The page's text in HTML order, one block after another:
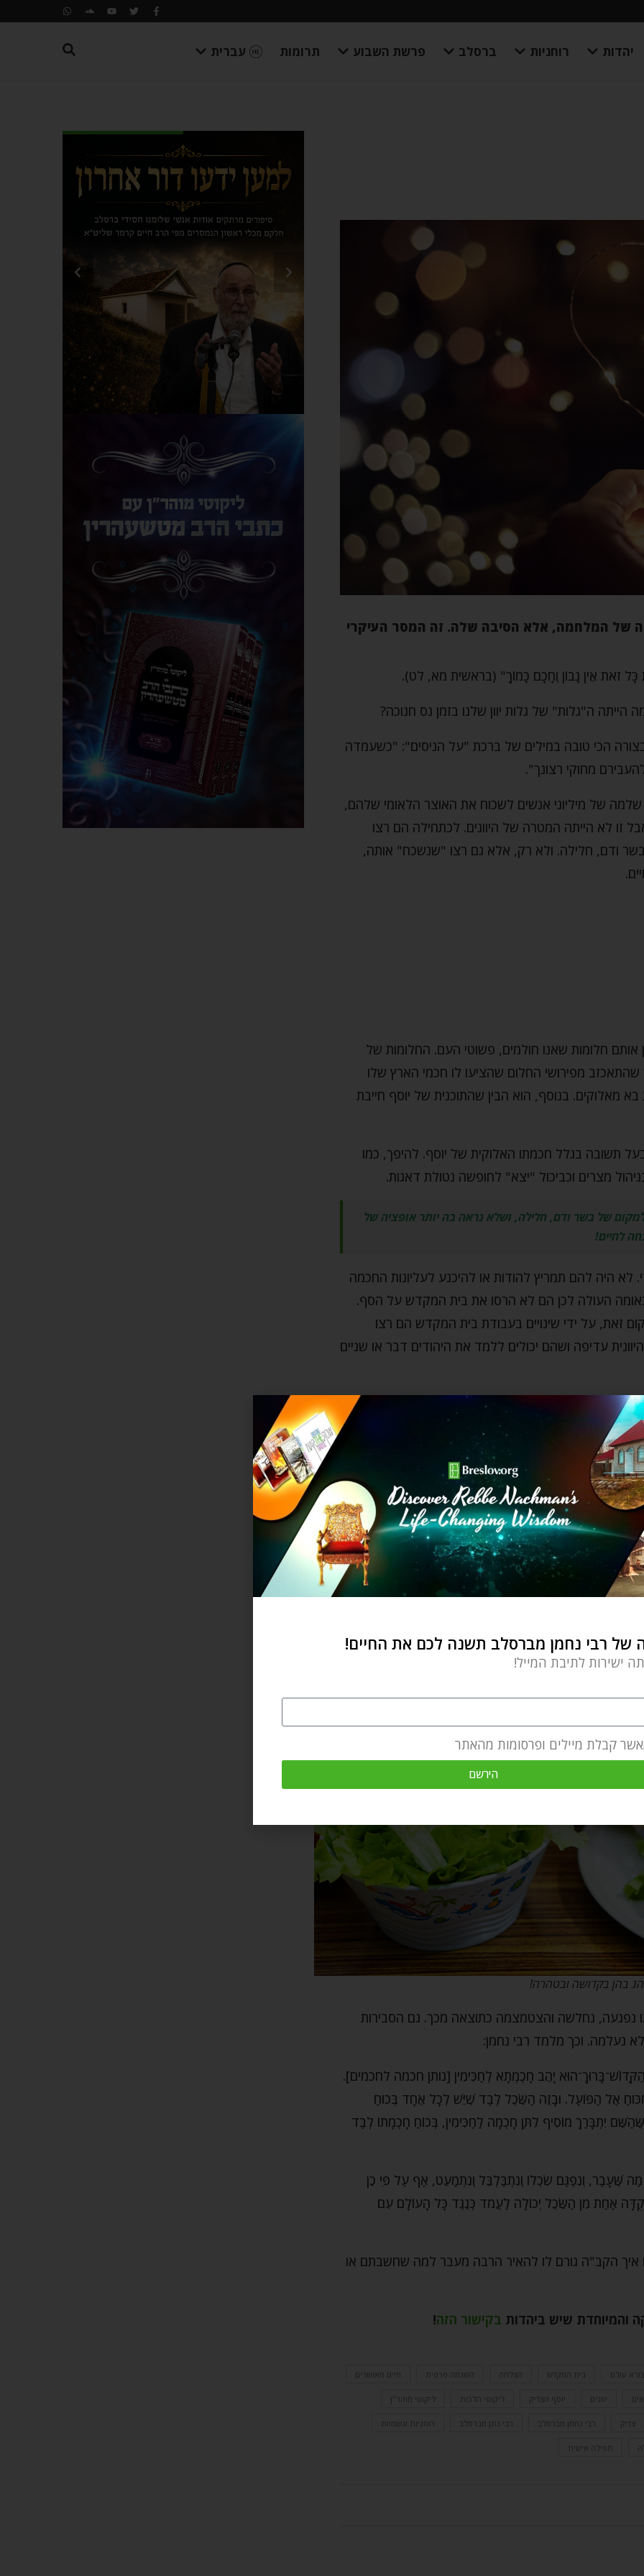
יהדות רוחניות ברסלב פרשת השבוע תרומות עברית
של המלחמה, אלא הסיבה שלה. זה המסר העיקרי
זֹאת אֵין נָבוֹן וְחָכָם כָּמוֹךָ" (בראשית מא, לט).
ה"גלות" של גלות יוון שלנו בזמן נס חנוכה?
הכי טובה במילים של ברכת "על הניסים": "כשעמדה
מחוקי רצונך".
של מיליוני אנשים לשכוח את האוצר הלאומי שלהם,
זו לא הייתה המטרה של היוונים. לכתחילה הם רצו
ודם, חלילה. ולא רק, אלא גם רצו "שנשכח" אותה,
חלומות שאנו חולמים, פשוטי העם. החלומות של
מפירושי החלום שהציעו לו חכמי הארץ שלו
מאלוקים. בנוסף, הוא הבין שהתוכנית של יוסף חייבת
תשובה בגלל חכמתו האלוקית של יוסף. להיפך, כמו
מצרים וכביכול "יצא" לחופשה נטולת דאגות.
של בשר ודם, חלילה, ושלא נראה בה יותר אופציה של
לחיים!
לא היה להם תמריץ להודות או להיכנע לעליונות החכמה
כאומה העולה לכן הם לא הרסו את בית המקדש על הסף.
זאת, על ידי שינויים בעבודת בית המקדש הם רצו
עדיפה ושהם יכולים ללמד את היהודים דבר או שניים
למזלנו, החשמונאים לא קנו את זה. הם השיבו מלחמה.
בחכמה ובתבונה האלוקית שלהם שאור המנורה שבער
מעט הדעת שהחשמונאים עוררו בעם היהודי הובילה
פיזיים אחרים שכל בני האדם עושים. אתם אנשים
לפעמים קצת ולפעמים יותר. האם אתם חושבים
נחמן מלמד אותנו:
לְהוֹלִיד, וְכָל זֶה הָאָדָם מֻוכְרָח, וְאִם כֵּן אֵין שׁוּם תַּאֲוָוה
הר"ן נא).
והאינטליגנציה היהודית המולדת שלנו אינה עליונה
בהן בקדושה ובטהרה!
נפגעה, נחלשה והצטמצמה כתוצאה מכך. גם הסבירות
נעלמה. וכך מלמד רבי נחמן:
יָהֵב חָכְמְתָא לְחַכִּימִין [נותן חכמה לחכמים].
אֶל הַפֹּועַל. וּבָזֶה הַשֵּׂכֶל לְבַד שֶׁיֵּשׁ לְכָל אֶחָד בְּכֹוחַ
יִתְבָּרַךְ מוֹסִיף לִתֵּן חָכְמָה לַחַכִּימִין, בְּכוֹחַ חָכְמָתוֹ לְבַד
שֶּׁעָבַר, וְנִפְגַּם שִׂכְלוֹ וְנִתְבַּלְבֵּל וְנִתְמַעֵט, אַף עַל פִּי כֵן
אַחַת מִן הַשֵּׂכֶל יְכוֹלָה לַעֲמֹד כְּנֶגֶד כָּל הָעוֹלָם עִם
איך הקב"ה גורם לו להאיר הרבה מעבר למה שחשבתם או
והמיוחדת שיש ביהדות בקישור הזה!
בורא עולם בית המקדש הצלחה השגחה פרטית חיים מאושרים
יוונים יוסף הצדיק ליקוטי הלכות ליקוטי מוהר"ן
צדיק רבי נחמן מברסלב רבי נתן מברסלב רוחניות וגשמיות
תפילה אישית
של רבי נחמן מברסלב תשנה לכם את החיים!
ישירות לתיבת המייל!
קבלת מיילים ופרסומות מהאתר
הירשם